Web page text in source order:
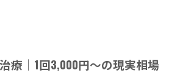
療｜1回3,000円～の現実相場